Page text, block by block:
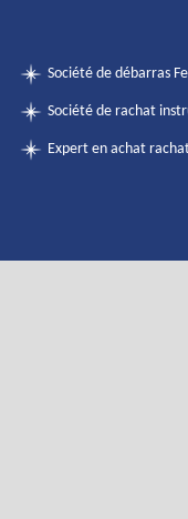
Société de débarras
Société de rachat
Expert en achat